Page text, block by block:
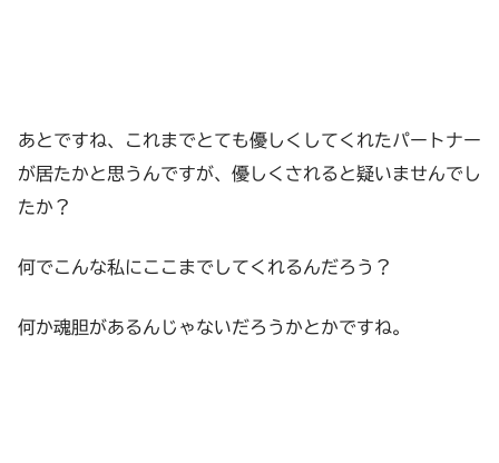
あとですね、これまでとても優しくしてくれたパートナー
が居たかと思うんですが、優しくされると疑いませんでし
たか？
何でこんな私にここまでしてくれるんだろう？
何か魂胆があるんじゃないだろうかとかですね。